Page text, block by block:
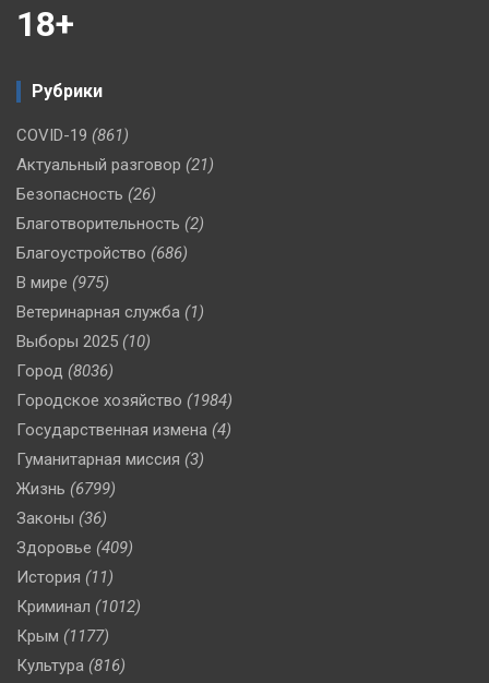
18+
Рубрики
COVID-19 (861)
Актуальный разговор (21)
Безопасность (26)
Благотворительность (2)
Благоустройство (686)
В мире (975)
Ветеринарная служба (1)
Выборы 2025 (10)
Город (8036)
Городское хозяйство (1984)
Государственная измена (4)
Гуманитарная миссия (3)
Жизнь (6799)
Законы (36)
Здоровье (409)
История (11)
Криминал (1012)
Крым (1177)
Культура (816)